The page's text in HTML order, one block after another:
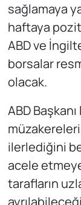
sağlamaya
haftaya
ABD ve
borsalar
olacak.
ABD
ilerlediğini
acele
tarafların